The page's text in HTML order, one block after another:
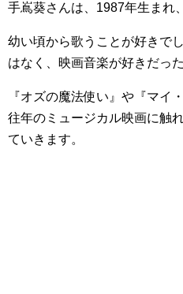
手嶌葵さんは、1987年生まれ
幼い頃から歌うことが好きで
はなく、映画音楽が好きだっ
『オズの魔法使い』や『マイ
往年のミュージカル映画に触
ていきます。